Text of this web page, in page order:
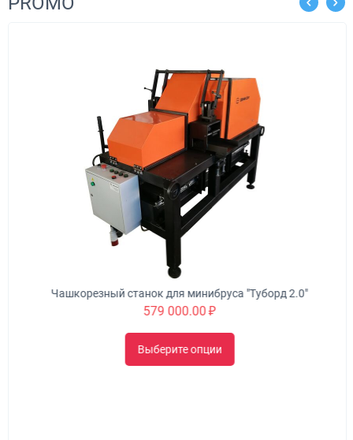
Чашкорезный станок для минибруса "Туборд 2.0"
579 000.00 ₽
Выберите опции